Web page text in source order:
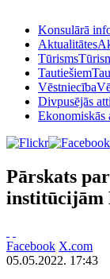
Konsulārā
Aktualitātes
Tūrisms
Tautiešiem
Vēstniecība
Divpusējās
Ekonomiskās
Pārskats
institūcijām
Facebook X.com
05.05.2022. 17:43